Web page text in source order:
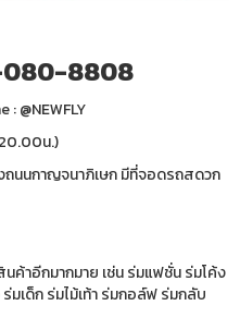
080-8808
: @NEWFLY
น.)
ถนนกาญจนาภิเษก มีที่จอดรถสดวก
ค้าอีกมากมาย เช่น ร่มแฟชั่น ร่มโค้ง
เด็ก ร่มไม้เท้า ร่มกอล์ฟ ร่มกลับ